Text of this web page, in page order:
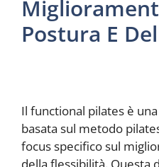
Postura E
Il functional pilates è
basata sul metodo
focus specifico sul